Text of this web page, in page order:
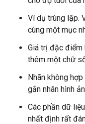
Ví dụ trùng lặp.
cùng một mục
Giá trị đặc điểm
thêm một chữ
Nhãn không
gắn nhãn hình
Các phần dữ
nhất định rất